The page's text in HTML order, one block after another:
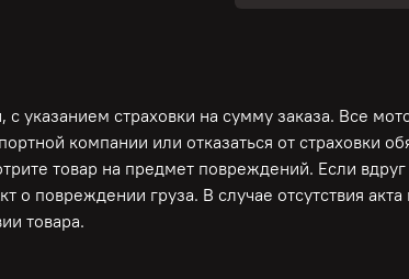
для Вас
ЛУЧШИЕ
указанием страховки на сумму заказа. Все
компании или отказаться от страховки
товар на предмет повреждений. Если
о повреждении груза. В случае отсутствия
товара.